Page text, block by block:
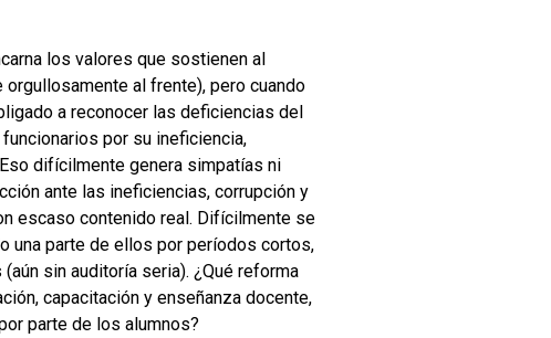
los valores que sostienen al
al frente), pero cuando
a reconocer las deficiencias del
por su ineficiencia,
difícilmente genera simpatías ni
ante las ineficiencias, corrupción y
escaso contenido real. Difícilmente se
una parte de ellos por períodos cortos,
sin auditoría seria). ¿Qué reforma
capacitación y enseñanza docente,
parte de los alumnos?